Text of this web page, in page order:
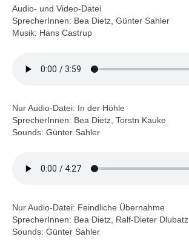
Audio- und Video-Datei
SprecherInnen: Bea Dietz, Günter Sahler
Musik: Hans Castrup
Nur Audio-Datei: In der Höhle
SprecherInnen: Bea Dietz, Torstn Kauke
Sounds: Günter Sahler
Nur Audio-Datei: Feindliche Übernahme
SprecherInnen: Bea Dietz, Ralf-Dieter Dlubatz
Sounds: Günter Sahler